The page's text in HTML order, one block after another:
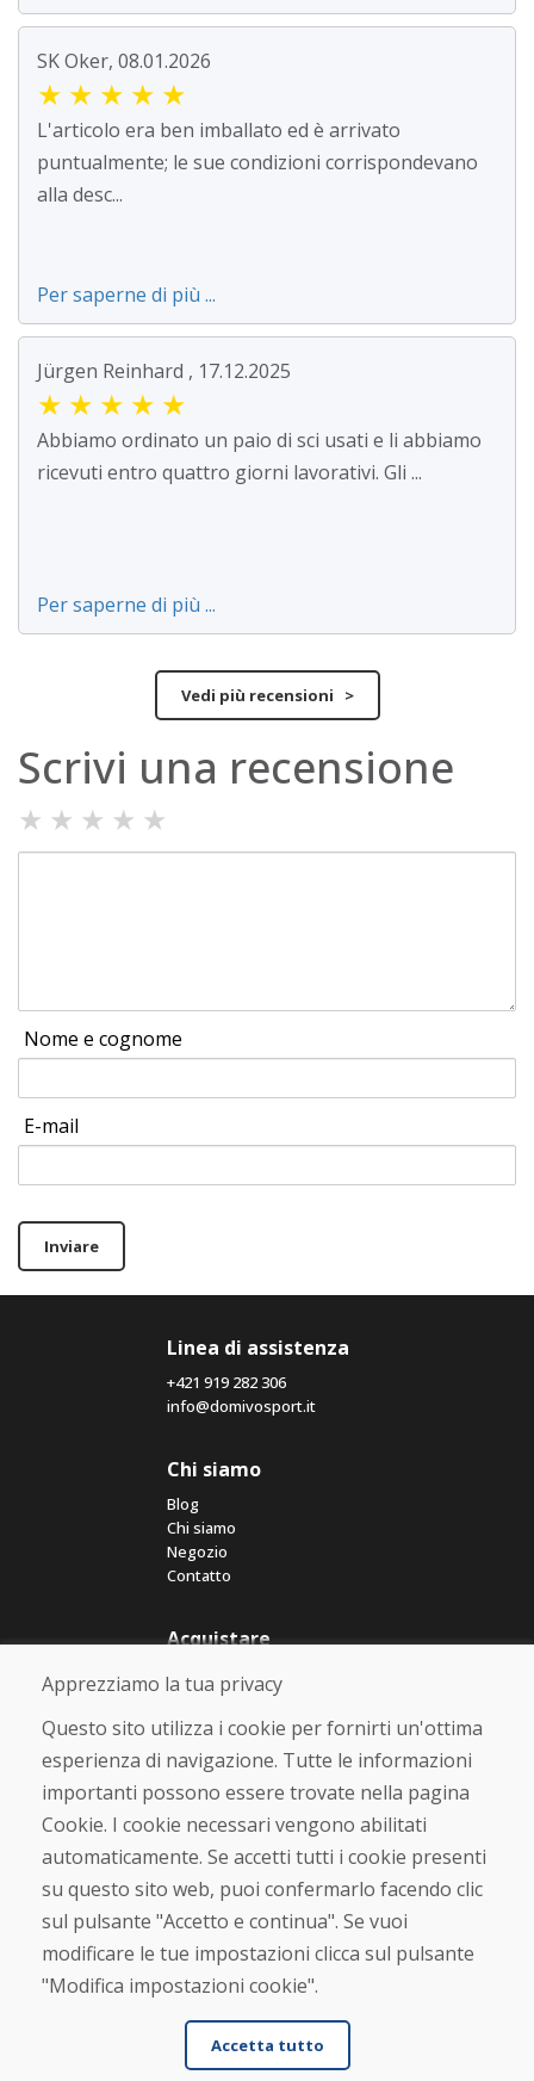
SK Oker, 08.01.2026
★ ★ ★ ★ ★
L'articolo era ben imballato ed è arrivato
puntualmente; le sue condizioni corrispondevano
alla desc...
Per saperne di più ...
Jürgen Reinhard , 17.12.2025
★ ★ ★ ★ ★
Abbiamo ordinato un paio di sci usati e li abbiamo
ricevuti entro quattro giorni lavorativi. Gli ...
Per saperne di più ...
Vedi più recensioni >
Scrivi una recensione
★ ★ ★ ★ ★
Nome e cognome
E-mail
Inviare
Linea di assistenza
+421 919 282 306
info@domivosport.it
Chi siamo
Blog
Chi siamo
Negozio
Contatto
Acquistare
Negozio online
Termini e condizioni commerciali
Spedizione e pagamento
Reso e cambio merce
Protezione dei dati personali
Cookies
Verificato dai clienti
★★★★★
Apprezziamo la tua privacy
Questo sito utilizza i cookie per fornirti un'ottima
esperienza di navigazione. Tutte le informazioni
importanti possono essere trovate nella pagina
Cookie. I cookie necessari vengono abilitati
automaticamente. Se accetti tutti i cookie presenti
su questo sito web, puoi confermarlo facendo clic
sul pulsante "Accetto e continua". Se vuoi
modificare le tue impostazioni clicca sul pulsante
"Modifica impostazioni cookie".
Accetta tutto